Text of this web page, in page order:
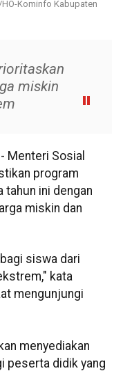
Kominfo Kabupaten
miskin
Menteri Sosial
program
tahun ini dengan
miskin dan
siswa dari
kata
mengunjungi
menyediakan
peserta didik yang